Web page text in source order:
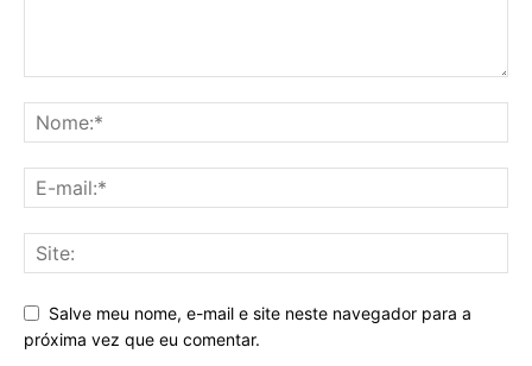
Salve meu nome, e-mail e site neste navegador para a
próxima vez que eu comentar.